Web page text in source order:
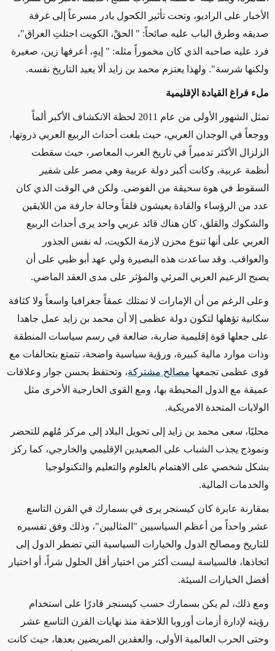
الأخبار على الراديو، وتحت تأثير الكحول بادر مسرعاً إلى غرفة
صديقه وطرق الباب عليه صائحاً: " الحقْ، الكويت احتلتِ العراق"،
فرد عليه صاحبه الذي كان مخموراً مثله: " إيهٍ، أعرفها زين، صغيرة
ولكنها شرسة". ولهذا يعتزم محمد بن زايد ألا يعيد التاريخ نفسه.
ملء فراغ القيادة الإقليمية
تمثل الشهور الأولى من عام 2011 لحظة الانكشاف الأكبر ألماً
ووجعاً في الوجدان العربي، حيث بلغت أحداث الربيع العربي ذروتها،
الزلزال الأكثر تدميراً في تاريخ العرب المعاصر، حيث سقطت
أنظمة عربية، وكانت أكبر دولة عربية وهي مصر على شفير
السقوط في هوة سحيقة من الفوضى. ولكن في الوقت الذي كان
عدد من الرؤساء والقادة يعيشون قلقاً وحالة جارفة من اللايقين
والشكوك والقلق، كان هناك قائد عربي واحد يرى أحداث الربيع
العربي على أنها تنوع محزن لازمة الكويت، له نفس الجذور
والعواقب. وقد ساعدت هذه البصيرة ولي عهد أبو ظبي على أن
يصبح الزعيم العربي المرئي والمؤثر على مدى العقد الماضي.
وعلى الرغم من أن الإمارات لا تمتلك عمقاً جغرافيا واسعاً ولا كثافة
سكانية تؤهلها لتكون دولة عظمى إلا أن محمد بن زايد عمل جاهدا
على جعلها قوة إقليمية ضاربة، ضالعة في رسم سياسات المنطقة
وذات موارد مالية كبيرة، ورؤية سياسية واضحة، تتمتع بتحالفات مع
قوى عظمى تجمعها مصالح مشتركة، وتحتفظ بحسن جوار وعلاقات
عميقة مع الدول المحيطة بها، ومع القوى الخارجية الأخرى مثل
الولايات المتحدة الامريكية.
محليًا، سعى محمد بن زايد إلى تحويل البلاد إلى مركز مُلهم للتحضر
ونموذج يجذب الشباب على الصعيدين الإقليمي والخارجي، كما ركز
بشكل شخصي على الاهتمام بالعلوم والتعليم والتكنولوجيا
والخدمات المالية.
بمقارنة عابرة كان كيسنجر يرى في بسمارك في القرن التاسع
عشر واحداً من أعظم السياسيين "المثاليين"، وذلك وفق تفسيره
للتاريخ ومصالح الدول والخيارات السياسية التي تضطر الدول إلى
اتخاذها، فالسياسة ليست أكثر من اختيار أقل الحلول شراً، أو اختيار
أفضل الخيارات السيئة.
ومع ذلك، لم يكن بسمارك حسب كيسنجر قادرًا على استخدام
رؤيته لإدارة أزمات أوروبا اللاحقة منذ نهايات القرن التاسع عشر
وحتى الحرب العالمية الأولى، والعقدين المريضين بعدها، حيث كانت